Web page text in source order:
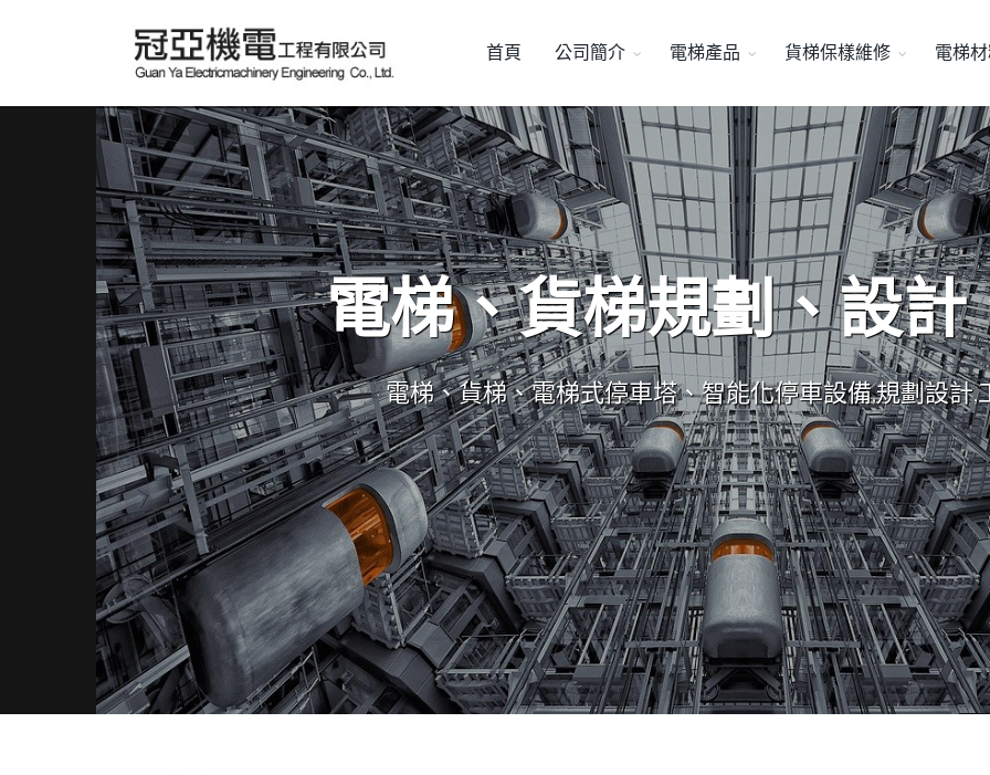
首頁 公司簡介 電梯產品 貨梯保樣維修 電梯
電梯、貨梯規劃、設計
電梯、貨梯、電梯式停車塔、智能化停車設備,規劃設計,